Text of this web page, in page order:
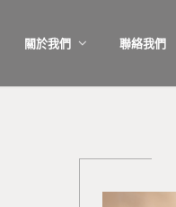
關於我們 聯絡我們